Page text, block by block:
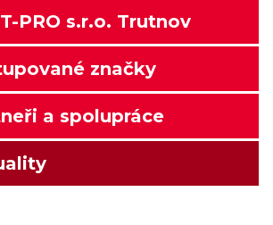
PRO s.r.o. Trutnov
značky
a spolupráce